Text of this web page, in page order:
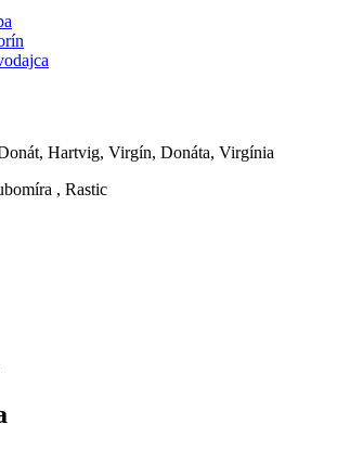
Hartvig, Virgín, Donáta, Virgínia
, Rastic